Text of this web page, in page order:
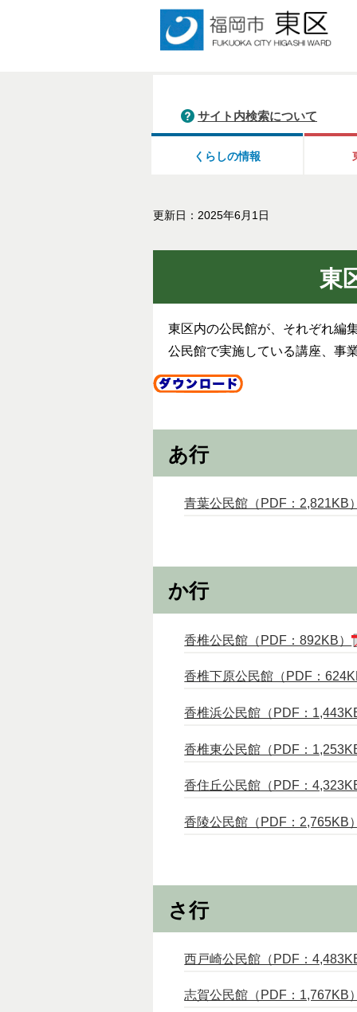
サイト内検索について
くらしの情報
更新日：2025年6月1日
東
東区内の公民館が、それぞれ編
公民館で実施している講座、事
あ行
青葉公民館（PDF：2,821KB
か行
香椎公民館（PDF：892KB）
香椎下原公民館（PDF：
香椎浜公民館（PDF：
香椎東公民館（PDF：
香住丘公民館（PDF：
香陵公民館（PDF：2,765KB
さ行
西戸崎公民館（PDF：
志賀公民館（PDF：1,767KB